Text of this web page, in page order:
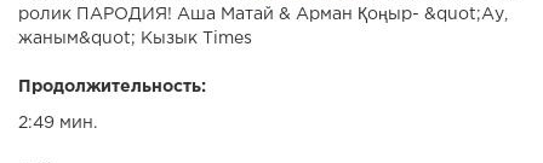
ролик ПАРОДИЯ! Аша Матай & Арман Қоңыр- &quot;Ау,
жаным&quot; Кызык Times
Продолжительность:
2:49 мин.